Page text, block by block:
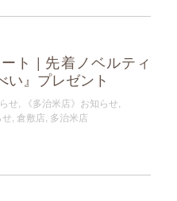
ト | 先着ノベルティ
い』プレゼント
せ 《多治米店》お知らせ
倉敷店 多治米店